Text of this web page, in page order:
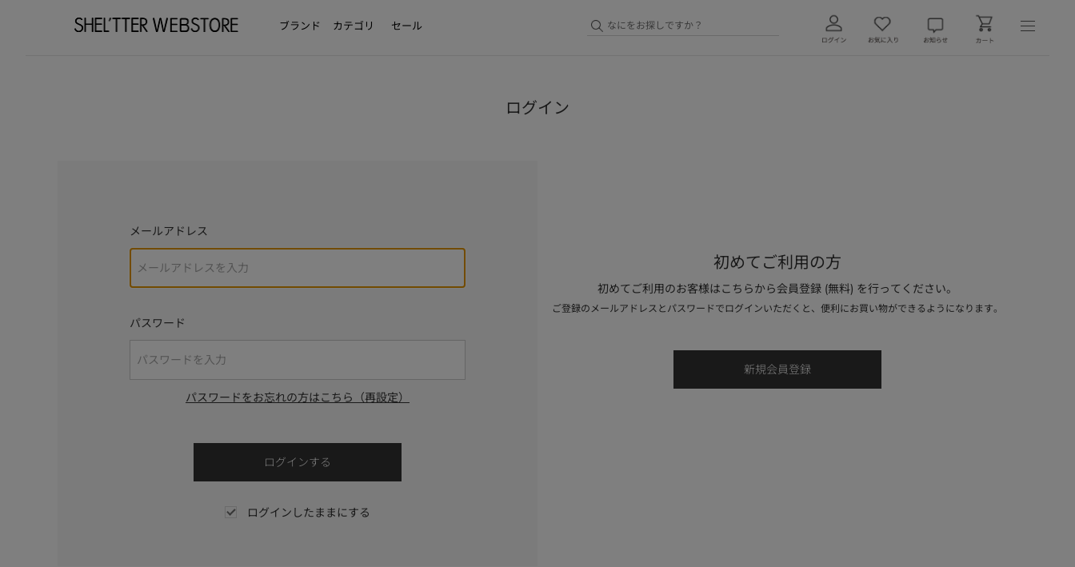
ブランド カテゴリ セール
ログイン
メールアドレス
パスワード
パスワードをお忘れの方はこちら（再設定）
ログインしたままにする
初めてご利用の方
初めてご利用のお客様はこちらから会員登録 (無料) を行ってください。
ご登録のメールアドレスとパスワードでログインいただくと、便利にお買い物ができるようになります。